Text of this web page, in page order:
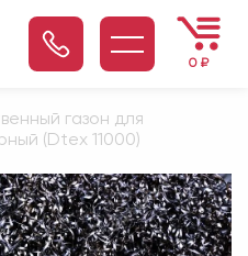
0 ₽
газон для
(Dtex 11000)